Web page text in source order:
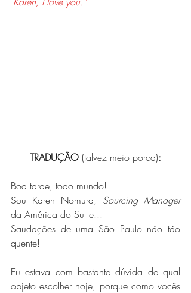
TRADUÇÃO (talvez meio porca):
Boa tarde, todo mundo!
Sou Karen Nomura, Sourcing Manager
da América do Sul e...
Saudações de uma São Paulo não tão
quente!
Eu estava com bastante dúvida de qual
objeto escolher hoje, porque como vocês